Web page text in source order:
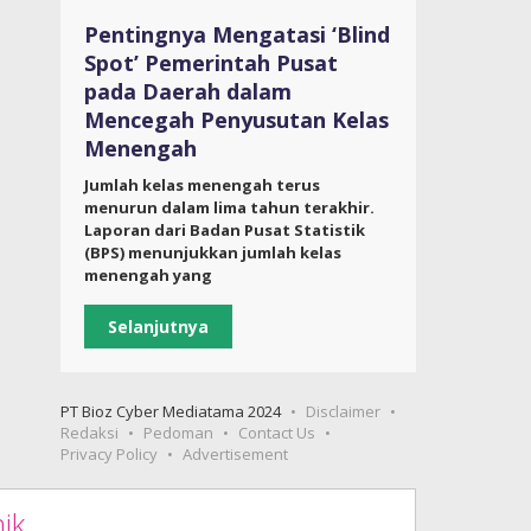
Pentingnya Mengatasi ‘Blind
Spot’ Pemerintah Pusat
pada Daerah dalam
Mencegah Penyusutan Kelas
Menengah
Jumlah kelas menengah terus
menurun dalam lima tahun terakhir.
Laporan dari Badan Pusat Statistik
(BPS) menunjukkan jumlah kelas
menengah yang
Selanjutnya
PT Bioz Cyber Mediatama 2024
Disclaimer
Redaksi
Pedoman
Contact Us
Privacy Policy
Advertisement